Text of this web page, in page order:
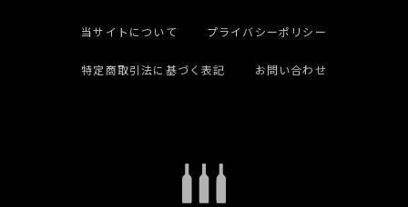
当サイトについて プライバシーポリシー
特定商取引法に基づく表記 お問い合わせ